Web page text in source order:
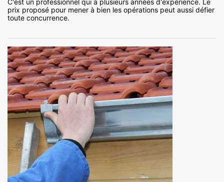
C'est un professionnel qui a plusieurs années d'expérience. Le
prix proposé pour mener à bien les opérations peut aussi défier
toute concurrence.